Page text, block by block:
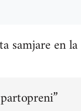
en la